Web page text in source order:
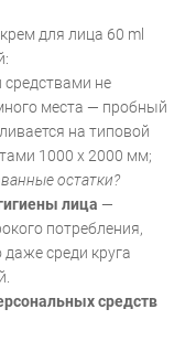
для лица 60 ml
средствами не
места — пробный
на типовой
1000 х 2000 мм;
остатки?
лица —
потребления,
среди круга
средств